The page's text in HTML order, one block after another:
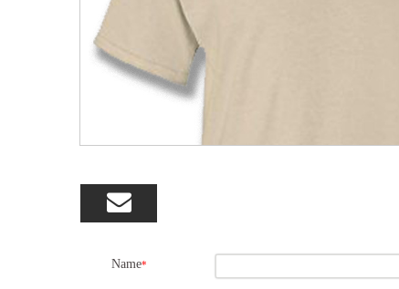

Name*